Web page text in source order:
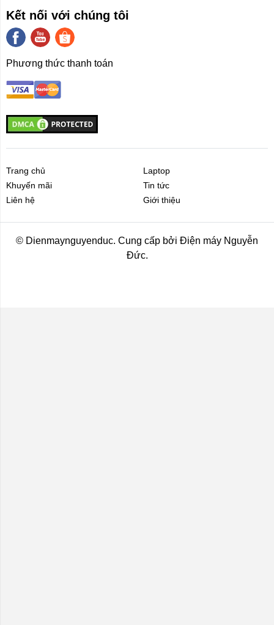
Kết nối với chúng tôi
Phương thức thanh toán
Trang chủ
Laptop
Khuyến mãi
Tin tức
Liên hệ
Giới thiệu
© Dienmaynguyenduc. Cung cấp bởi Điện máy Nguyễn
Đức.